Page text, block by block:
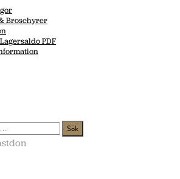
Broschyrer
PDF